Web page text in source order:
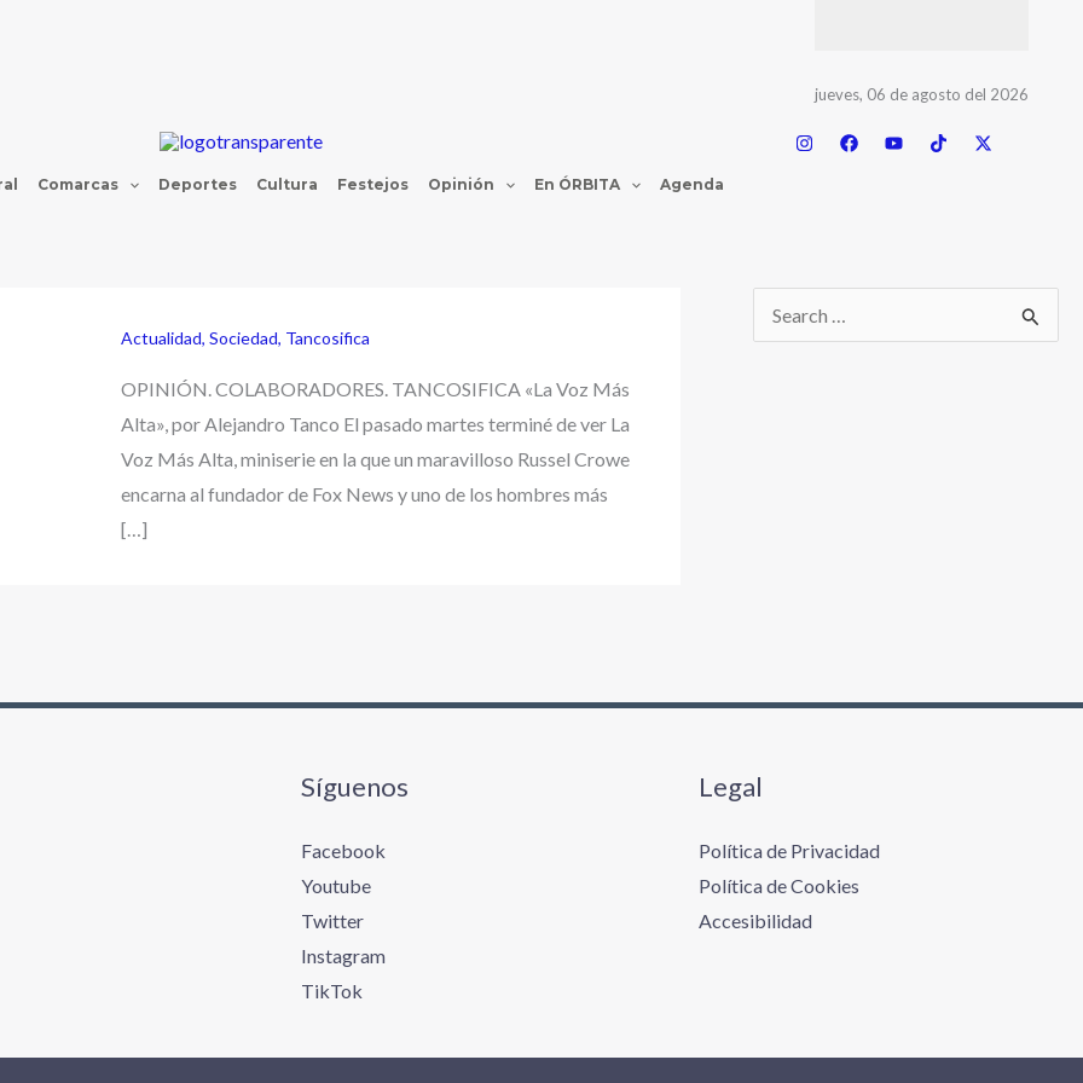
jueves, 06 de agosto del 2026
Comarcas Deportes Cultura Festejos Opinión En ÓRBITA Agenda
Actualidad, Sociedad, Tancosifica
OPINIÓN. COLABORADORES. TANCOSIFICA «La Voz Más
Alta», por Alejandro Tanco El pasado martes terminé de ver La
Voz Más Alta, miniserie en la que un maravilloso Russel Crowe
encarna al fundador de Fox News y uno de los hombres más
[…]
Síguenos
Facebook
Youtube
Twitter
Instagram
TikTok
Legal
Política de Privacidad
Política de Cookies
Accesibilidad